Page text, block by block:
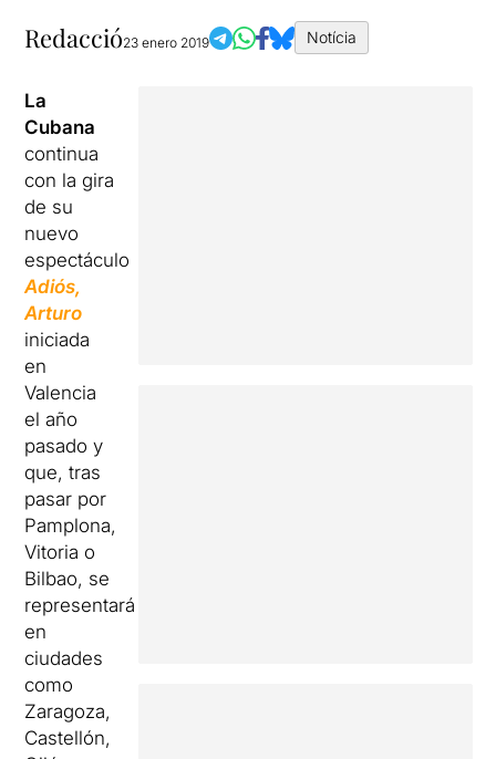
Redacció23 enero 2019 Notícia
La
Cubana
continua
con la gira
de su
nuevo
espectáculo
Adiós,
Arturo
iniciada
en
Valencia
el año
pasado y
que, tras
pasar por
Pamplona,
Vitoria o
Bilbao, se
representará
en
ciudades
como
Zaragoza,
Castellón,